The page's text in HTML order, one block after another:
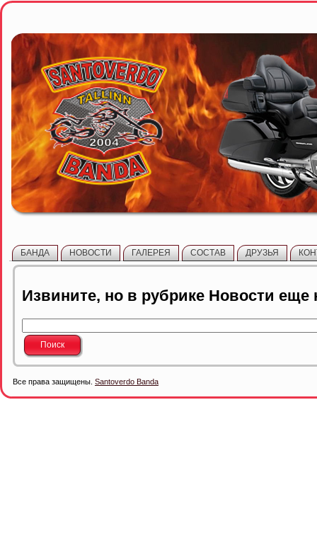
БАНДА НОВОСТИ ГАЛЕРЕЯ СОСТАВ ДРУЗЬЯ
Извините, но в рубрике Новости еще
Все права защищены. Santoverdo Banda